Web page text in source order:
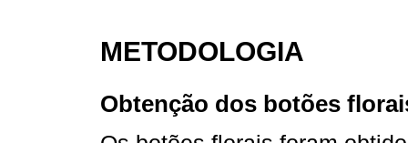
METODOLOGIA
Obtenção dos botões